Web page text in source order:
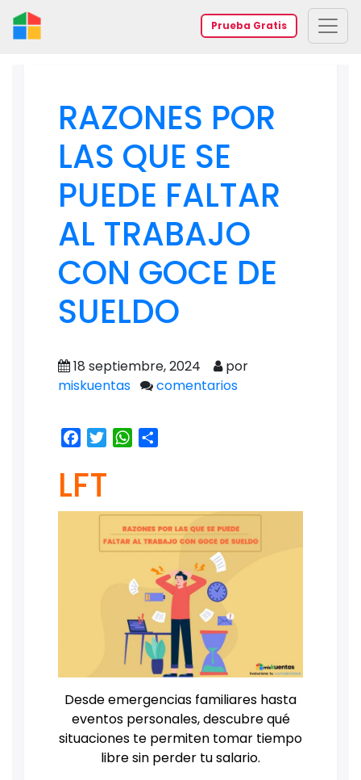
Prueba Gratis
RAZONES POR
LAS QUE SE
PUEDE FALTAR
AL TRABAJO
CON GOCE DE
SUELDO
18 septiembre, 2024
por
miskuentas
comentarios
Facebook
TwitterWhatsApp
LFT
Desde emergencias familiares hasta
eventos personales, descubre qué
situaciones te permiten tomar tiempo
libre sin perder tu salario.